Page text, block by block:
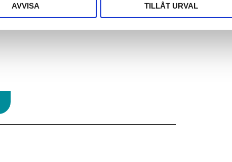
AVVISA TILLÅT URVAL